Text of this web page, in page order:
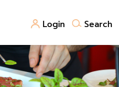
Login Search